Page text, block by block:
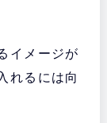
イメージが
れるには向